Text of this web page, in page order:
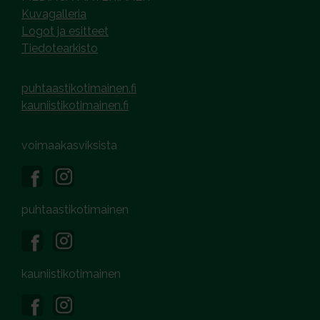
Kuvagalleria
Logot ja esitteet
Tiedotearkisto
puhtaastikotimainen.fi
kauniistikotimainen.fi
voimaakasviksista
puhtaastikotimainen
kauniistikotimainen